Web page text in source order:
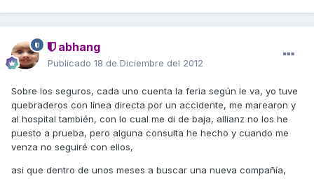
abhang
Publicado 18 de Diciembre del 2012
Sobre los seguros, cada uno cuenta la feria según le va, yo tuve
quebraderos con línea directa por un accidente, me marearon y
al hospital también, con lo cual me di de baja, allianz no los he
puesto a prueba, pero alguna consulta he hecho y cuando me
venza no seguiré con ellos,
asi que dentro de unos meses a buscar una nueva compañía,